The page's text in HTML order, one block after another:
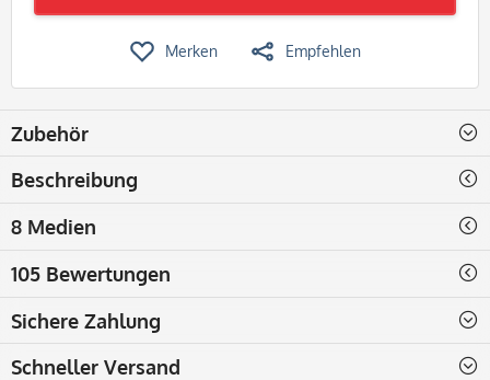
Merken Empfehlen
Zubehör
Beschreibung
8 Medien
105 Bewertungen
Sichere Zahlung
Schneller Versand